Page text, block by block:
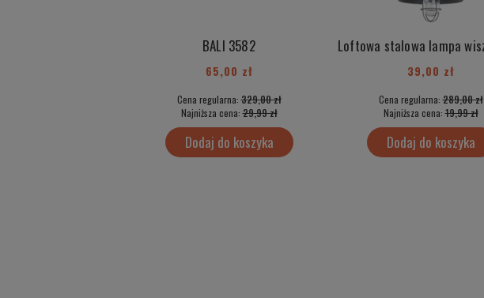
BALI 3582
65,00 zł
Cena regularna:329,00 zł
Najniższa cena:29,99 zł
Dodaj do koszyka
39,00 zł
Cena regularna:289,00 zł
Najniższa cena:19,99 zł
Dodaj do koszyka